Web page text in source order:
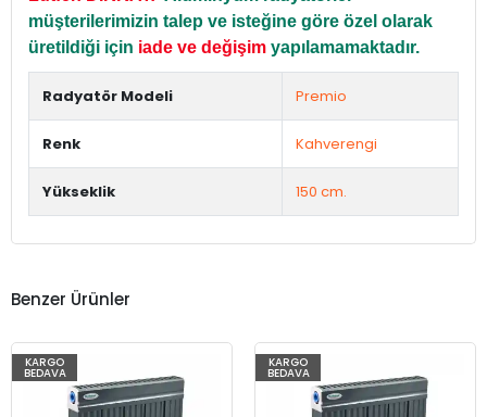
müşterilerimizin talep ve isteğine göre özel olarak
üretildiği için iade ve değişim yapılamamaktadır.
Radyatör Modeli Premio
Renk Kahverengi
Yükseklik 150 cm.
Benzer Ürünler
KARGO
BEDAVA
KARGO
BEDAVA